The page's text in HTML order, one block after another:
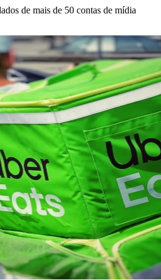
de mais de 50 contas de mídia